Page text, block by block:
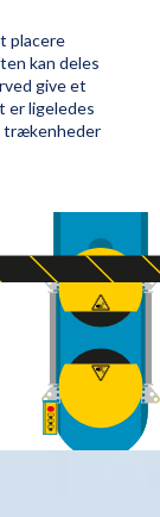
placere
kan deles
give et
er ligeledes
trækenheder